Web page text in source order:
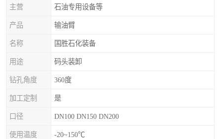
主营 石油专用设备等
产品 输油臂
名称 国胜石化装备
用途 码头装卸
钻孔角度 360度
加工定制 是
口径 DN100 DN150 DN200
使用温度 -20~150℃